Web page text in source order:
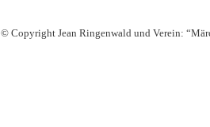
© Copyright Jean Ringenwald und Verein: